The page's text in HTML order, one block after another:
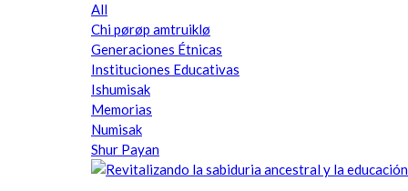
All
Chi pørøp amtruiklø
Generaciones Étnicas
Instituciones Educativas
Ishumisak
Memorias
Numisak
Shur Payan